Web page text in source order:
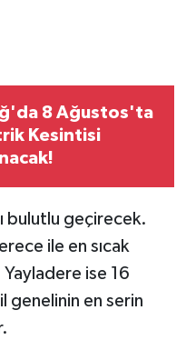
8 Ağustos'ta
Kesintisi
bulutlu geçirecek.
ile en sıcak
Yayladere ise 16
genelinin en serin